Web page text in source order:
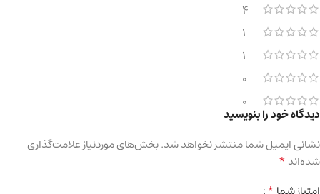
4
1
1
0
0
دیدگاه خود را بنویسید
نشانی ایمیل شما منتشر نخواهد شد.بخش‌های موردنیاز علامت‌گذاری
شده‌اند*